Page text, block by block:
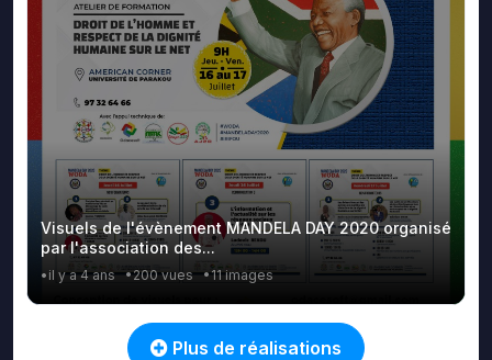
Visuels de l'évènement MANDELA DAY 2020 organisé
par l'association des...
•il y a 4 ans •200 vues •11 images
Plus de réalisations